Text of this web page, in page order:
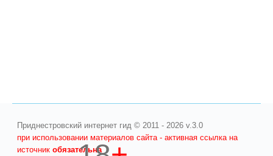
Приднестровский интернет гид © 2011 - 2026 v.3.0
при использовании материалов сайта - активная ссылка на
источникобязательна